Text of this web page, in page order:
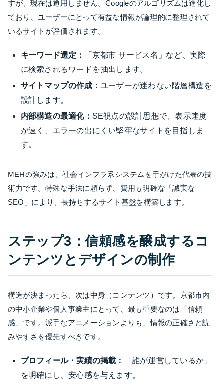
すが、現在は通用しません。Googleのアルゴリズムは進化し
ており、ユーザーにとって有益な情報が論理的に整理されて
いるサイトが評価されます。
キーワード選定：
「京都市 サービス名」など、実際
に検索されるワードを抽出します。
サイトマップの作成： ユーザーが迷わない階層構造を
設計します。
内部構造の最適化： SE視点の設計思想で、表示速度
が速く、エラーの出にくい堅牢なサイトを目指しま
す。
MEHの強みは、社会インフラ系システムを手がけた代表の技
術力です。特殊な手法に頼らず、費用も明確な「誠実な
SEO」により、長持ちするサイト基盤を構築します。
ステップ3：信頼感を醸成するコ
ンテンツとデザインの制作
構造が決まったら、次は中身（コンテンツ）です。京都市内
の中小企業や個人事業主にとって、最も重要なのは「信頼
感」です。派手なアニメーションよりも、情報の正確さと読
みやすさを優先すべきです。
プロフィール・実績の掲載：
「誰が運営しているか」
を明確にし、安心感を与えます。